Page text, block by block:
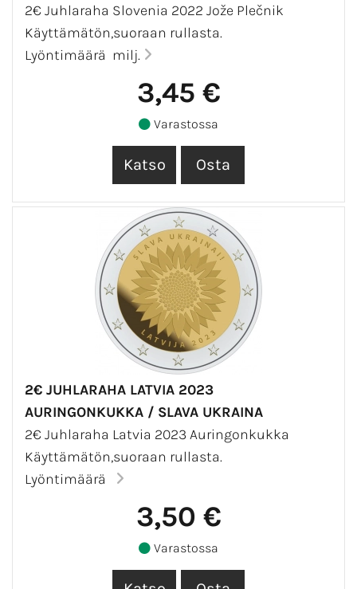
2€ Juhlaraha Slovenia 2022 Jože Plečnik
Käyttämätön,suoraan rullasta.
Lyöntimäärä milj.
3,45 €
Varastossa
2€ JUHLARAHA LATVIA 2023
AURINGONKUKKA / SLAVA UKRAINA
2€ Juhlaraha Latvia 2023 Auringonkukka
Käyttämätön,suoraan rullasta.
Lyöntimäärä
3,50 €
Varastossa